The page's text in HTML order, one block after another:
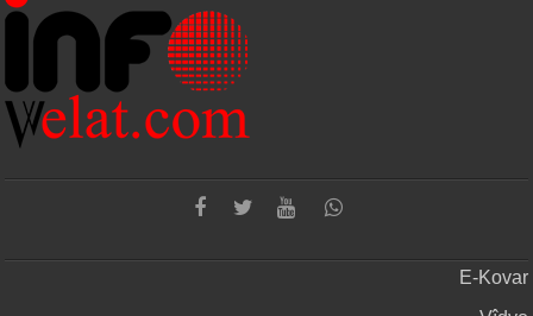
E-Kovar